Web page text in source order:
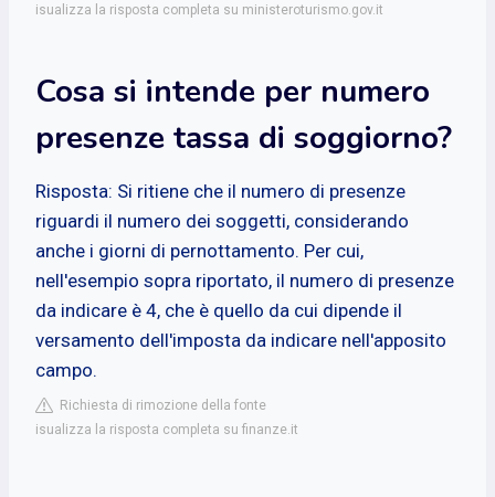
isualizza la risposta completa su ministeroturismo.gov.it
Cosa si intende per numero
presenze tassa di soggiorno?
Risposta: Si ritiene che il numero di presenze
riguardi il numero dei soggetti, considerando
anche i giorni di pernottamento. Per cui,
nell'esempio sopra riportato, il numero di presenze
da indicare è 4, che è quello da cui dipende il
versamento dell'imposta da indicare nell'apposito
campo.
Richiesta di rimozione della fonte
isualizza la risposta completa su finanze.it